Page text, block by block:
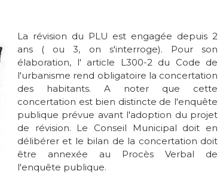
La révision du PLU est engagée depuis 2
ans ( ou 3, on s'interroge). Pour son
élaboration, l' article L300-2 du Code de
l'urbanisme rend obligatoire la concertation
des habitants. A noter que cette
concertation est bien distincte de l'enquête
publique prévue avant l'adoption du projet
de révision. Le Conseil Municipal doit en
délibérer et le bilan de la concertation doit
être annexée au Procès Verbal de
l'enquête publique.